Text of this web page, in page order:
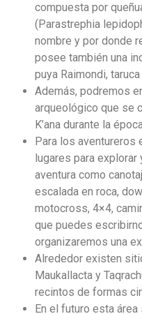
compuesta por
(Parastrephia
nombre y por donde
posee también una
puya Raimondi,
Además, podremos
arqueológico que se
K’ana durante la
Para los aventureros
lugares para
aventura como
escalada en roca,
motocross, 4×4,
que puedes
organizaremos una
Alrededor existen
Maukallacta y
recintos de formas
En el futuro esta